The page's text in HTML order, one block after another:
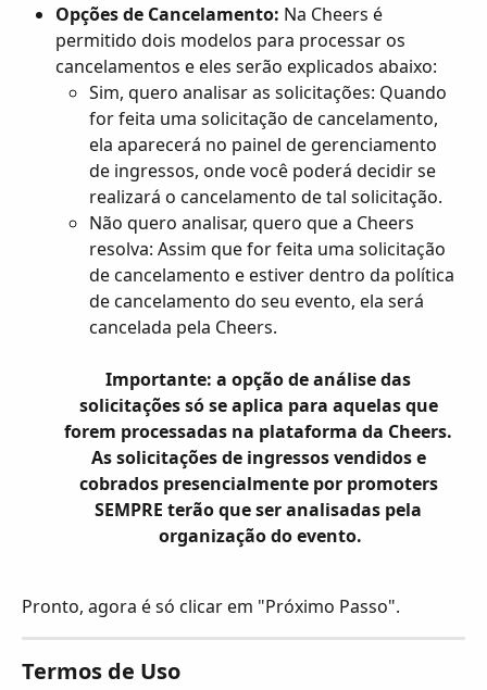
Opções de Cancelamento: Na Cheers é
permitido dois modelos para processar os
cancelamentos e eles serão explicados abaixo:
Sim, quero analisar as solicitações: Quando
for feita uma solicitação de cancelamento,
ela aparecerá no painel de gerenciamento
de ingressos, onde você poderá decidir se
realizará o cancelamento de tal solicitação.
Não quero analisar, quero que a Cheers
resolva: Assim que for feita uma solicitação
de cancelamento e estiver dentro da política
de cancelamento do seu evento, ela será
cancelada pela Cheers.
Importante: a opção de análise das
solicitações só se aplica para aquelas que
forem processadas na plataforma da Cheers.
As solicitações de ingressos vendidos e
cobrados presencialmente por promoters
SEMPRE terão que ser analisadas pela
organização do evento.
Pronto, agora é só clicar em "Próximo Passo".
Termos de Uso